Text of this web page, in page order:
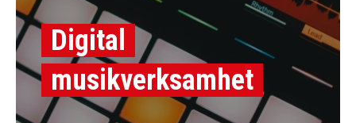
Digital
musikverksamhet